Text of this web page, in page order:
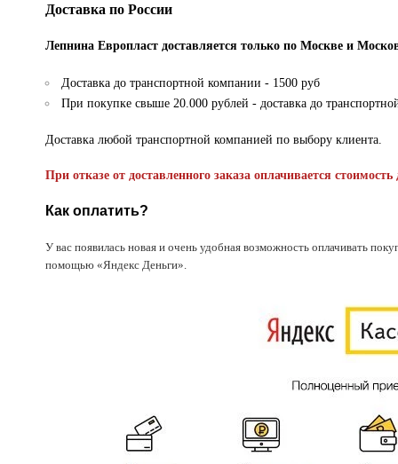
Доставка по России
Лепнина Европласт доставляется только по Москве и
Доставка до транспортной компании - 1500 руб
При покупке свыше 20.000 рублей - доставка до
Доставка любой транспортной компанией по выбору клиента.
При отказе от доставленного заказа оплачивается стоимость
Как оплатить?
У вас появилась новая и очень удобная возможность оплачивать
помощью «Яндекс Деньги».